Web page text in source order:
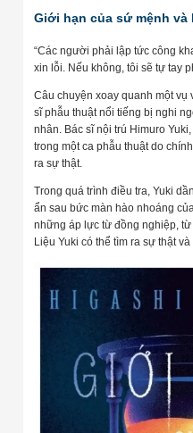
Giới hạn của sứ mệnh và
“Các người phải lập tức công
xin lỗi. Nếu không, tôi sẽ tự tay
Câu chuyện xoay quanh một
sĩ phẫu thuật nổi tiếng bị nghi
nhân. Bác sĩ nội trú Himuro
trong một ca phẫu thuật do
ra sự thật.
Trong quá trình điều tra, Yuki
ẩn sau bức màn hào nhoáng
những áp lực từ đồng nghiệp,
Liệu Yuki có thể tìm ra sự thật